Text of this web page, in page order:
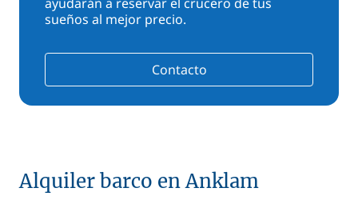
sueños al mejor precio.
Contacto
Alquiler barco en Anklam